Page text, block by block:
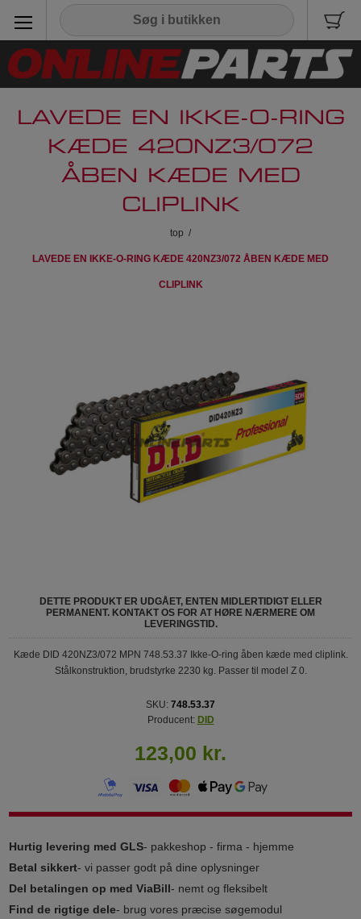
LAVEDE EN IKKE-O-RING
KÆDE 420NZ3/072
ÅBEN KÆDE MED
CLIPLINK
top /
LAVEDE EN IKKE-O-RING KÆDE 420NZ3/072 ÅBEN KÆDE MED
CLIPLINK
DETTE PRODUKT ER UDGÅET, ENTEN MIDLERTIDIGT ELLER
PERMANENT. KONTAKT OS FOR AT HØRE NÆRMERE OM
LEVERINGSTID.
Kæde DID 420NZ3/072 MPN 748.53.37 Ikke-O-ring åben kæde med cliplink.
Stålkonstruktion, brudstyrke 2230 kg. Passer til model Z 0.
SKU: 748.53.37
Producent: DID
123,00 kr.
Hurtig levering med GLS- pakkeshop - firma - hjemme
Betal sikkert- vi passer godt på dine oplysninger
Del betalingen op med ViaBill- nemt og fleksibelt
Find de rigtige dele- brug vores præcise søgemodul